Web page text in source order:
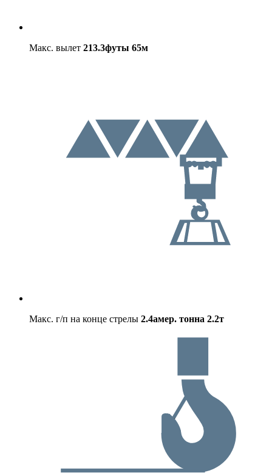
Макс. вылет 213.3футы 65м
Макс. г/п на конце стрелы 2.4амер. тонна 2.2т